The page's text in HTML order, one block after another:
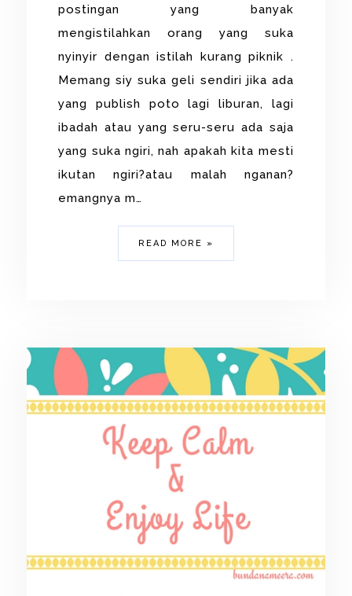
postingan yang banyak
mengistilahkan orang yang suka
nyinyir dengan istilah kurang piknik .
Memang siy suka geli sendiri jika ada
yang publish poto lagi liburan, lagi
ibadah atau yang seru-seru ada saja
yang suka ngiri, nah apakah kita mesti
ikutan ngiri?atau malah nganan?
emangnya m…
READ MORE »